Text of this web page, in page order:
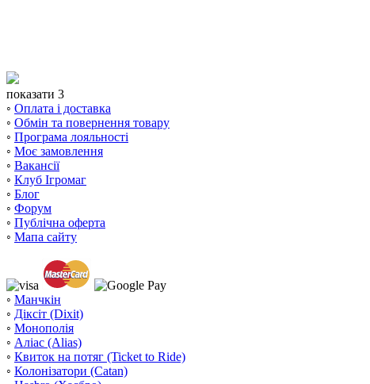
показати 3
◦ Оплата і доставка
◦ Обмін та повернення товару
◦ Програма лояльності
◦ Моє замовлення
◦ Вакансії
◦ Клуб Ігромаг
◦ Блог
◦ Форум
◦ Публічна оферта
◦ Мапа сайту
◦ Манчкін
◦ Діксіт (Dixit)
◦ Монополія
◦ Аліас (Alias)
◦ Квиток на потяг (Ticket to Ride)
◦ Колонізатори (Catan)